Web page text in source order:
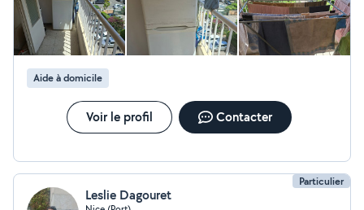
Aide à domicile
Voir le profil Contacter
Particulier
Leslie Dagouret